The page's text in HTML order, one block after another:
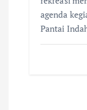
agenda
Pantai